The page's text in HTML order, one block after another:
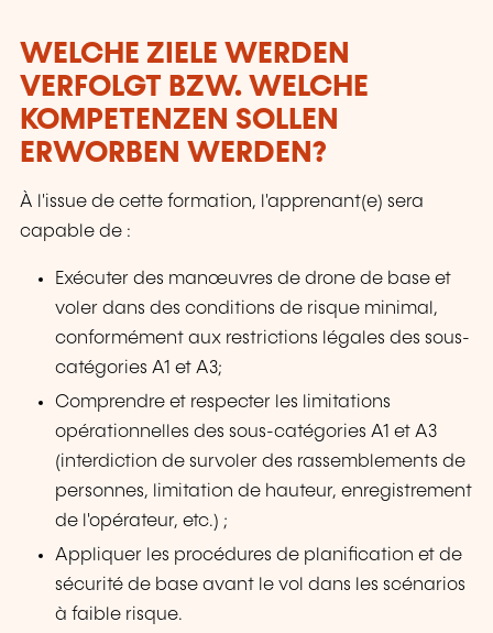
WELCHE ZIELE WERDEN
VERFOLGT BZW. WELCHE
KOMPETENZEN SOLLEN
ERWORBEN WERDEN?
À l'issue de cette formation, l'apprenant(e) sera
capable de :
Exécuter des manœuvres de drone de base et
voler dans des conditions de risque minimal,
conformément aux restrictions légales des sous-
catégories A1 et A3;
Comprendre et respecter les limitations
opérationnelles des sous-catégories A1 et A3
(interdiction de survoler des rassemblements de
personnes, limitation de hauteur, enregistrement
de l'opérateur, etc.) ;
Appliquer les procédures de planification et de
sécurité de base avant le vol dans les scénarios
à faible risque.